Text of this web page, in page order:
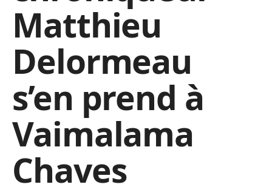
Matthieu
Delormeau
s’en prend à
Vaimalama
Chaves